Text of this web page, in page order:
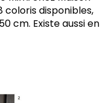
coloris disponibles,
cm. Existe aussi en